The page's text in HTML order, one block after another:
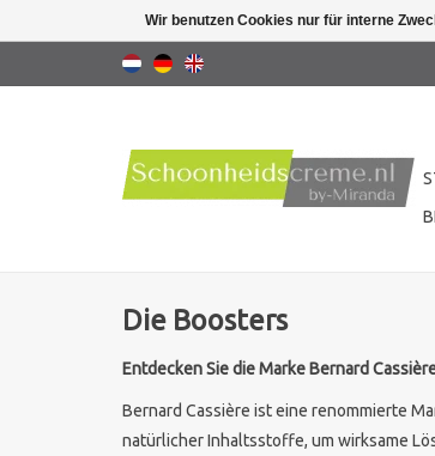
Die Boosters
Entdecken Sie die Marke Bernard
Bernard Cassière ist eine renommierte
natürlicher Inhaltsstoffe, um wirksame
Wir benutzen Cookies nur für interne